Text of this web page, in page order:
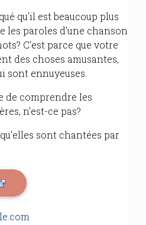
qu'il est beaucoup plus
les paroles d'une chanson
C'est parce que votre
des choses amusantes,
sont ennuyeuses.
de comprendre les
n'est-ce pas?
sont chantées par